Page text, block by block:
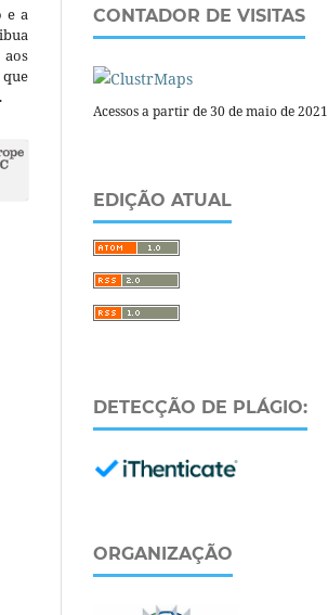
e a
CONTADOR DE VISITAS
Acessos a partir de 30 de maio de 2021
EDIÇÃO ATUAL
DETECÇÃO DE PLÁGIO:
ORGANIZAÇÃO